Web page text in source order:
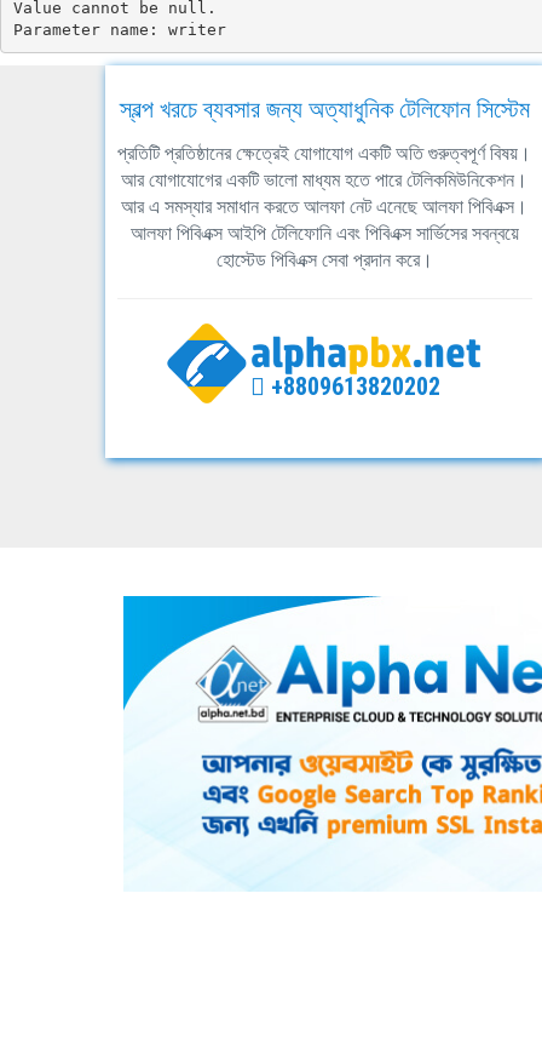
Value cannot be null.
Parameter name: writer
স্বল্প খরচে ব্যবসার জন্য অত্যাধুনিক টেলিফোন সিস্টেম
প্রতিটি প্রতিষ্ঠানের ক্ষেত্রেই যোগাযোগ একটি অতি গুরুত্বপূর্ণ বিষয়।
আর যোগাযোগের একটি ভালো মাধ্যম হতে পারে টেলিকমিউনিকেশন।
আর এ সমস্যার সমাধান করতে আলফা নেট এনেছে আলফা পিবিএক্স।
আলফা পিবিএক্স আইপি টেলিফোনি এবং পিবিএক্স সার্ভিসের সবন্বয়ে
হোস্টেড পিবিএক্স সেবা প্রদান করে।
+8809613820202